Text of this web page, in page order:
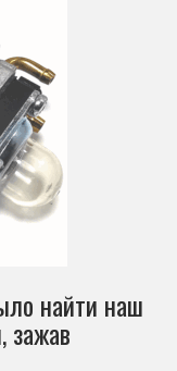
найти наш
зажав